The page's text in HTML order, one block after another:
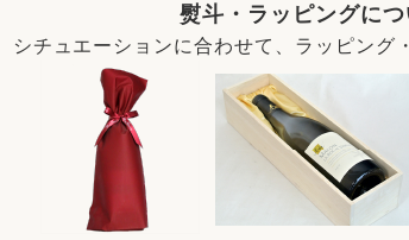
熨斗・ラッピングに
シチュエーションに合わせて、ラッピング